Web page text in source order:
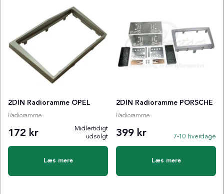
2DIN Radioramme OPEL
Radioramme
172 kr
Midlertidigt
udsolgt
Læs mere
2DIN Radioramme PORSCHE
Radioramme
399 kr 7-10 hverdage
Læs mere